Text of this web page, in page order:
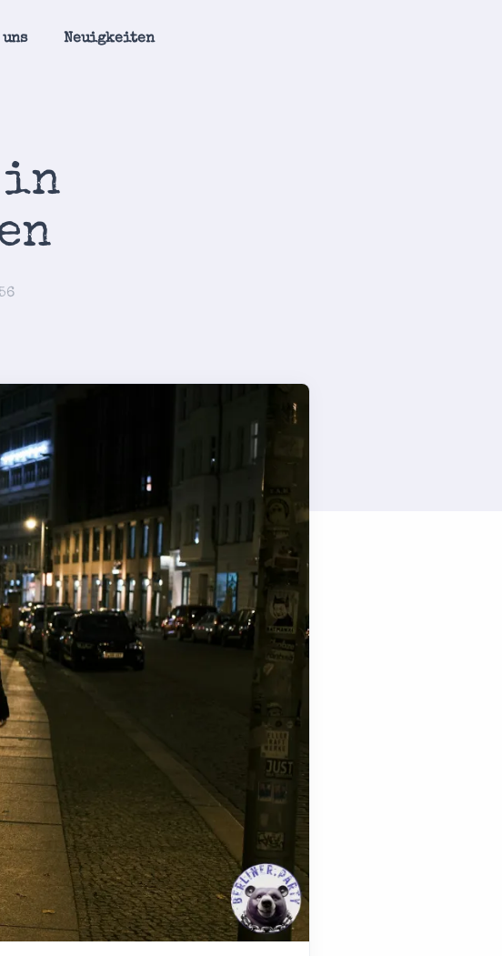
Neuigkeiten
in